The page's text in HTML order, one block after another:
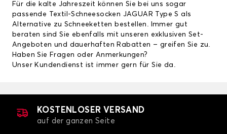
Für die kalte Jahreszeit können Sie bei uns sogar
passende
Textil-Schneesocken JAGUAR Type S als
Alternative zu Schneeketten bestellen. Immer gut
beraten sind Sie ebenfalls mit unseren exklusiven Set-
Angeboten und dauerhaften Rabatten – greifen Sie zu.
Haben Sie Fragen oder Anmerkungen?
Unser Kundendienst ist immer gern für Sie da.
KOSTENLOSER VERSAND
auf der ganzen Seite